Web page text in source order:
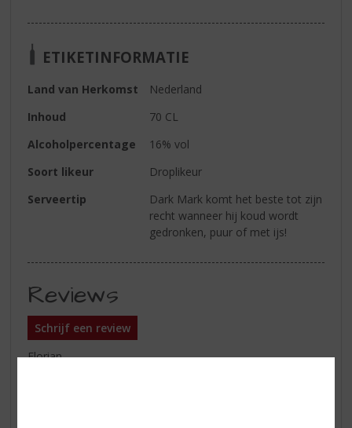
ETIKETINFORMATIE
Land van Herkomst
Nederland
Inhoud
70 CL
Alcoholpercentage
16% vol
Soort likeur
Droplikeur
Serveertip
Dark Mark komt het beste tot zijn
recht wanneer hij koud wordt
gedronken, puur of met ijs!
Reviews
Schrijf een review
Florian